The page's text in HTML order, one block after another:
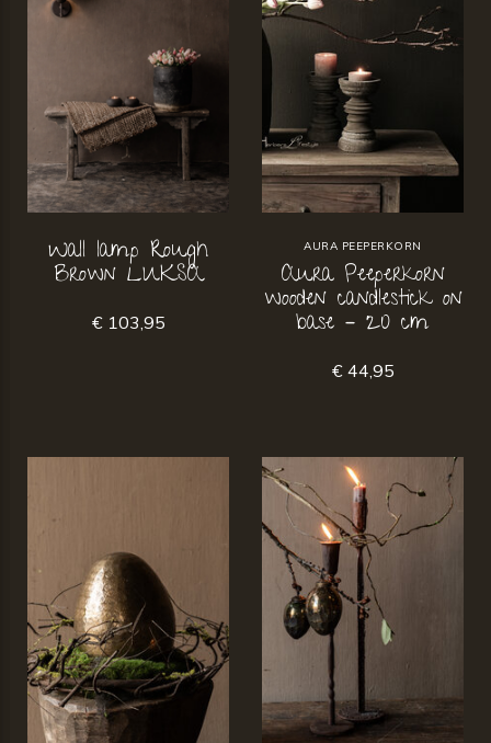
Wall lamp Rough
Brown LUKSA
€ 103,95
AURA PEEPERKORN
Aura Peeperkorn
wooden candlestick on
base – 20 cm
€ 44,95